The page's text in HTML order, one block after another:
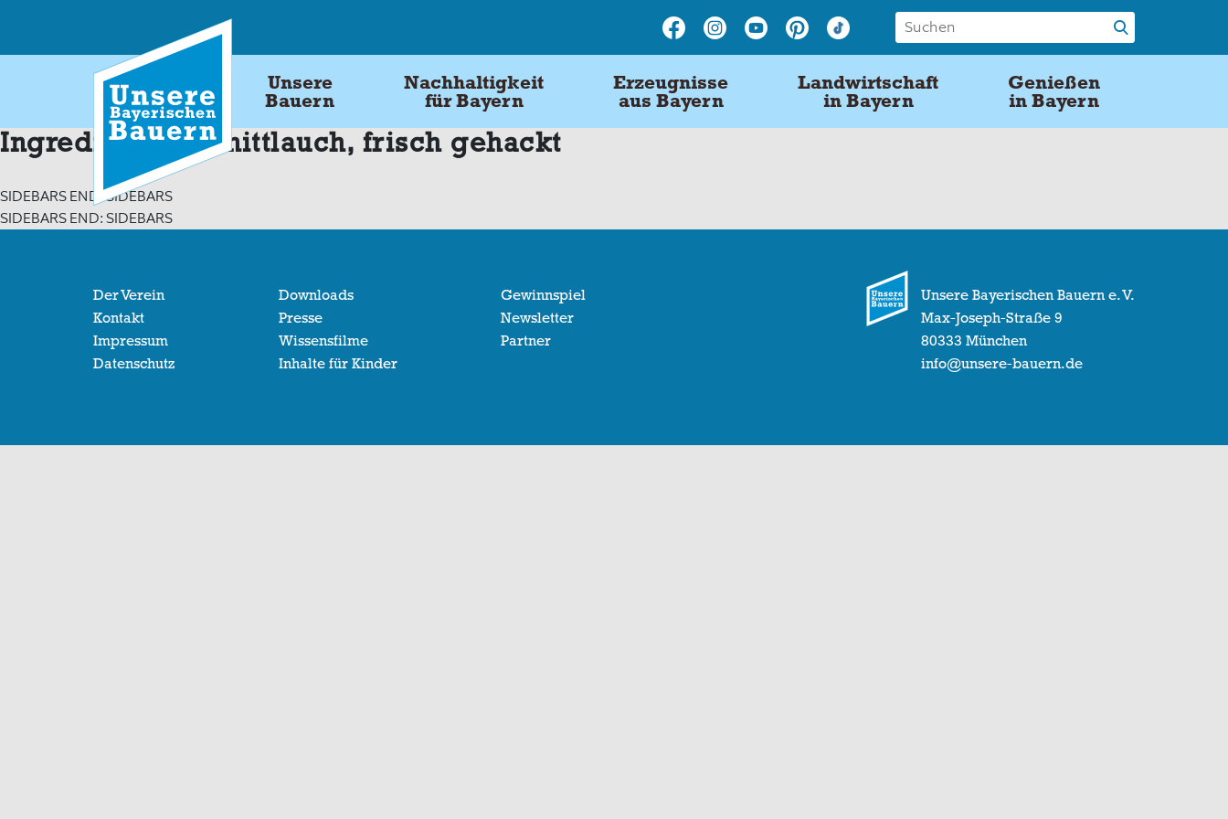
content
Unsere
Bauern
Nachhaltigkeit
für Bayern
Erzeugnisse
aus Bayern
Landwirtschaft
in Bayern
Genießen
in Bayern
Ingredients:Schnittlauch, frisch gehackt
SIDEBARS END: SIDEBARS
SIDEBARS END: SIDEBARS
Der Verein
Kontakt
Impressum
Datenschutz
Downloads
Presse
Wissensfilme
Inhalte für Kinder
Gewinnspiel
Newsletter
Partner
Unsere Bayerischen Bauern e. V.
Max-Joseph-Straße 9
80333 München
info@unsere-bauern.de